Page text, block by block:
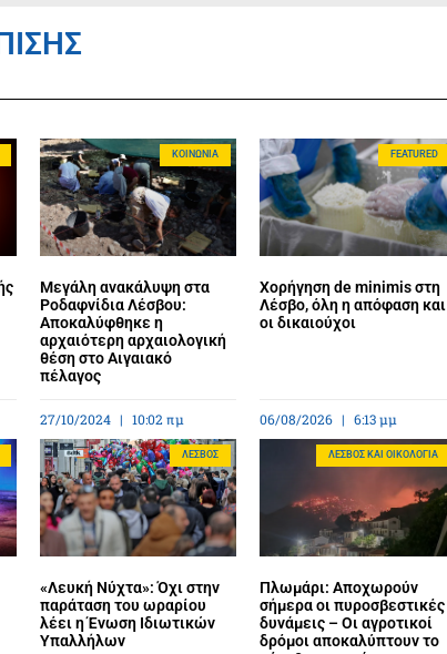
ΚΟΙΝΩΝΊΑ
Μεγάλη ανακάλυψη στα
Ροδαφνίδια Λέσβου:
Αποκαλύφθηκε η
αρχαιότερη αρχαιολογική
θέση στο Αιγαιακό
πέλαγος
27/10/2024 10:02 πμ
FEATURED
Χορήγηση de minimis στη
Λέσβο, όλη η απόφαση και
οι δικαιούχοι
06/08/2026 6:13 μμ
ΛΈΣΒΟΣ
«Λευκή Νύχτα»: Όχι στην
παράταση του ωραρίου
λέει η Ένωση Ιδιωτικών
Υπαλλήλων
ΛΈΣΒΟΣ ΚΑΙ ΟΙΚΟΛΟΓΊΑ
Πλωμάρι: Αποχωρούν
σήμερα οι πυροσβεστικές
δυνάμεις – Οι αγροτικοί
δρόμοι αποκαλύπτουν το